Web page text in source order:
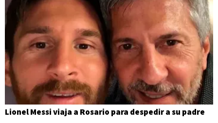
Lionel Messi viaja a Rosario para despedir a su padre